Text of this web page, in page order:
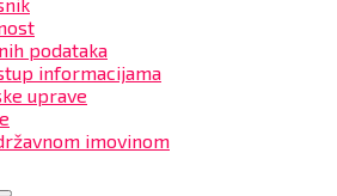
podataka
informacijama
uprave
imovinom